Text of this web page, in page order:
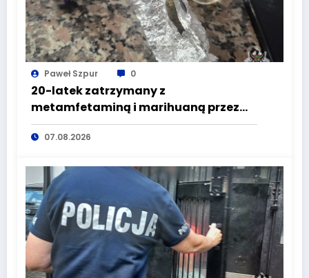
Paweł Szpur 0
20-latek zatrzymany z
metamfetaminą i marihuaną przez
głuszyckich policjantów
07.08.2026